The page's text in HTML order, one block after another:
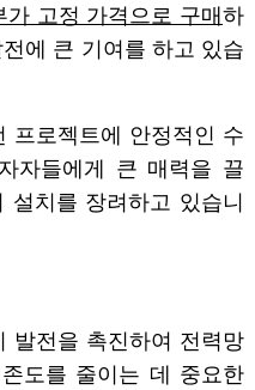
가 고정 가격으로 구매하
에 큰 기여를 하고 있습
프로젝트에 안정적인 수
자들에게 큰 매력을 끌
치를 장려하고 있습니
발전을 촉진하여 전력망
도를 줄이는 데 중요한